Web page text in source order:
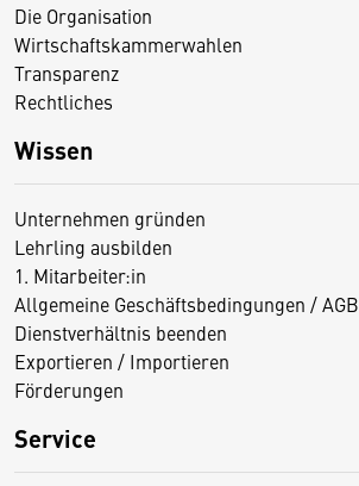
Die Organisation
Wirtschaftskammerwahlen
Transparenz
Rechtliches
Wissen
Unternehmen gründen
Lehrling ausbilden
1. Mitarbeiter:in
Allgemeine Geschäftsbedingungen / AGB
Dienstverhältnis beenden
Exportieren / Importieren
Förderungen
Service